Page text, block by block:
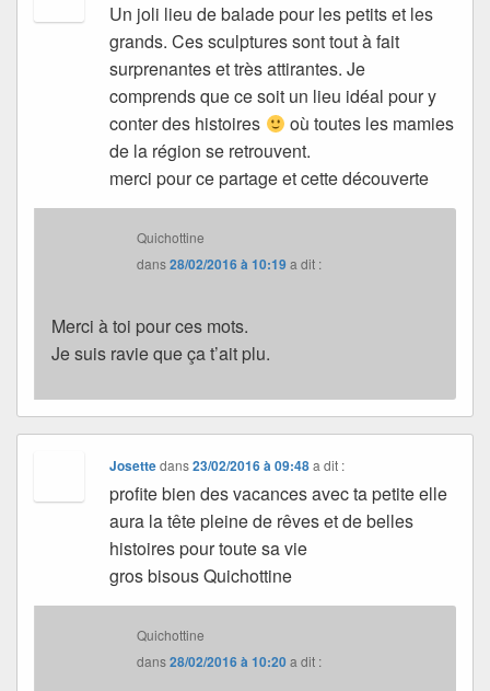
Un joli lieu de balade pour les petits et les
grands. Ces sculptures sont tout à fait
surprenantes et très attirantes. Je
comprends que ce soit un lieu idéal pour y
conter des histoires
où toutes les mamies
de la région se retrouvent.
merci pour ce partage et cette découverte
Quichottine
dans28/02/2016 à 10:19a dit :
Merci à toi pour ces mots.
Je suis ravie que ça t’ait plu.
Josettedans23/02/2016 à 09:48 a dit :
profite bien des vacances avec ta petite elle
aura la tête pleine de rêves et de belles
histoires pour toute sa vie
gros bisous Quichottine
Quichottine
dans28/02/2016 à 10:20a dit :